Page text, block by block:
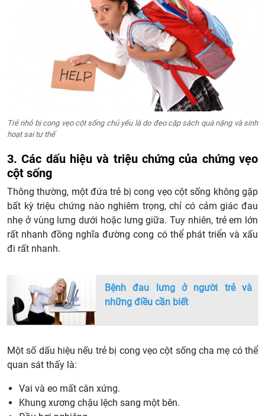
Trẻ nhỏ bị cong vẹo cột sống chủ yếu là do đeo cặp sách quá nặng và sinh
hoạt sai tư thế
3. Các dấu hiệu và triệu chứng của chứng vẹo
cột sống
Thông thường, một đứa trẻ bị cong vẹo cột sống không gặp
bất kỳ triệu chứng nào nghiêm trọng, chỉ có cảm giác đau
nhẹ ở vùng lưng dưới hoặc lưng giữa. Tuy nhiên, trẻ em lớn
rất nhanh đồng nghĩa đường cong có thể phát triển và xấu
đi rất nhanh.
Bệnh đau lưng ở người trẻ và
những điều cần biết
Một số dấu hiệu nếu trẻ bị cong vẹo cột sống cha mẹ có thể
quan sát thấy là:
Vai và eo mất cân xứng.
Khung xương chậu lệch sang một bên.